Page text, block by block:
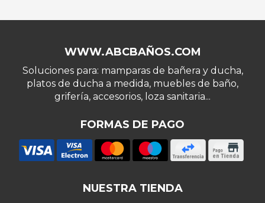
WWW.ABCBAÑOS.COM
Soluciones para: mamparas de bañera y ducha,
platos de ducha a medida, muebles de baño,
grifería, accesorios, loza sanitaria...
FORMAS DE PAGO
NUESTRA TIENDA